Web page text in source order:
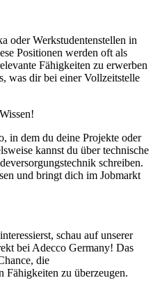
oder Werkstudentenstellen in
Positionen werden oft als
Fähigkeiten zu erwerben
was dir bei einer Vollzeitstelle
in dem du deine Projekte oder
kannst du über technische
schreiben.
und bringt dich im Jobmarkt
schau auf unserer
bei Adecco Germany! Das
die
Fähigkeiten zu überzeugen.